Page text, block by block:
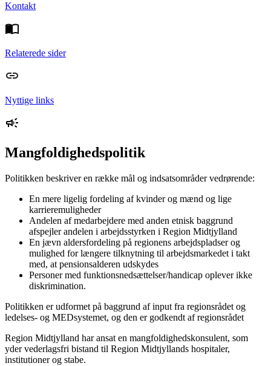
Kontakt
Relaterede sider
Nyttige links
Mangfoldighedspolitik
Politikken beskriver en række mål og indsatsområder vedrørende:
En mere ligelig fordeling af kvinder og mænd og lige
karrieremuligheder
Andelen af medarbejdere med anden etnisk baggrund
afspejler andelen i arbejdsstyrken i Region Midtjylland
En jævn aldersfordeling på regionens arbejdspladser og
mulighed for længere tilknytning til arbejdsmarkedet i takt
med, at pensionsalderen udskydes
Personer med funktionsnedsættelser/handicap oplever ikke
diskrimination.
Politikken er udformet på baggrund af input fra regionsrådet og
ledelses- og MEDsystemet, og den er godkendt af regionsrådet
Region Midtjylland har ansat en mangfoldighedskonsulent, som
yder vederlagsfri bistand til Region Midtjyllands hospitaler,
institutioner og stabe.